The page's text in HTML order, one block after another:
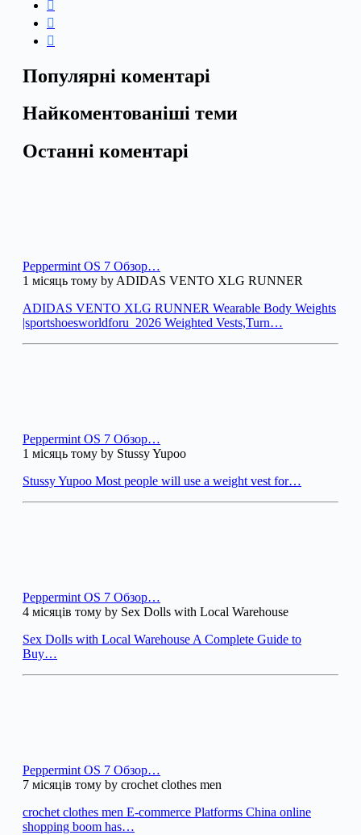
Популярні коментарі
Найкоментованіші теми
Останні коментарі
Peppermint OS 7 Обзор…
1 місяць тому by ADIDAS VENTO XLG RUNNER
ADIDAS VENTO XLG RUNNER Wearable Body Weights
|sportshoesworldforu_2026 Weighted Vests,Turn…
Peppermint OS 7 Обзор…
1 місяць тому by Stussy Yupoo
Stussy Yupoo Most people will use a weight vest for…
Peppermint OS 7 Обзор…
4 місяців тому by Sex Dolls with Local Warehouse
Sex Dolls with Local Warehouse A Complete Guide to
Buy…
Peppermint OS 7 Обзор…
7 місяців тому by crochet clothes men
crochet clothes men E-commerce Platforms China online
shopping boom has…